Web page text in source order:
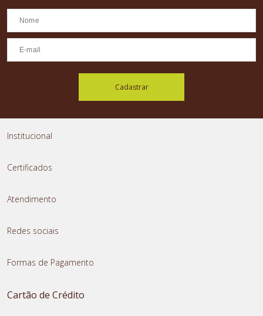
Cadastrar
Institucional
Certificados
Atendimento
Redes sociais
Formas de Pagamento
Cartão de Crédito